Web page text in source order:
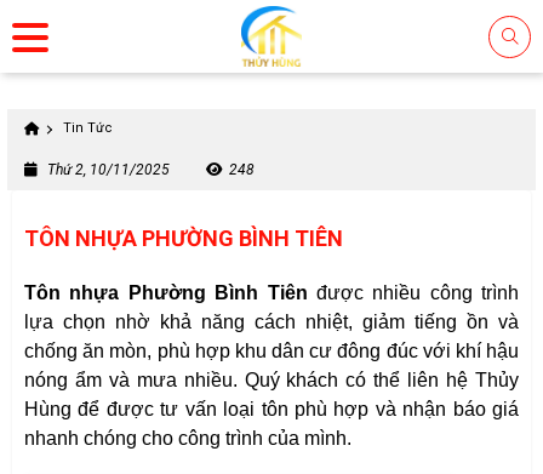
Tin Tức
Thứ 2, 10/11/2025 248
TÔN NHỰA PHƯỜNG BÌNH TIÊN
Tôn nhựa Phường Bình Tiên được nhiều công trình
lựa chọn nhờ khả năng cách nhiệt, giảm tiếng ồn và
chống ăn mòn, phù hợp khu dân cư đông đúc với khí hậu
nóng ẩm và mưa nhiều. Quý khách có thể liên hệ Thủy
Hùng để được tư vấn loại tôn phù hợp và nhận báo giá
nhanh chóng cho công trình của mình.